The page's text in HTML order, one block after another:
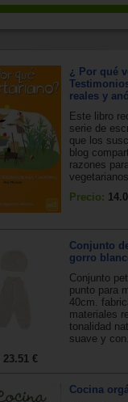
¿ Por qué
reales y
Este libro
serie de
que los
blog
razones
Precio:
Conjunto
gorro
Conjunto
punto para
40cm.
materiales
tonalidad
suave y
23.51 €
Cocina